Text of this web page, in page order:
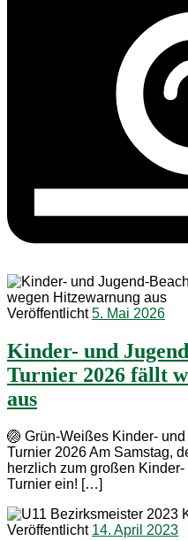
Veröffentlicht5. Mai 2026
Kinder- und
Turnier 2026 fällt
aus
🏐 Grün-Weißes Kinder-
Turnier 2026 Am Samstag,
herzlich zum großen
Turnier ein! […]
Veröffentlicht 14. April 2023